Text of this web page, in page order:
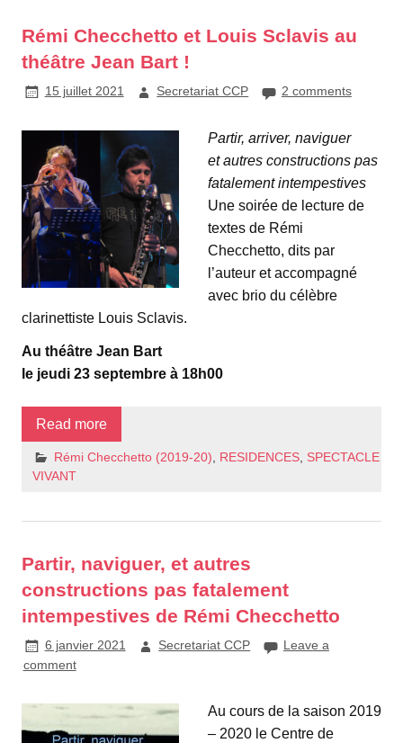
Rémi Checchetto et Louis Sclavis au
théâtre Jean Bart !
15 juillet 2021 Secretariat CCP 2 comments
Partir, arriver, naviguer
et autres constructions pas
fatalement intempestives
Une soirée de lecture de
textes de Rémi
Checchetto, dits par
l’auteur et accompagné
avec brio du célèbre
clarinettiste Louis Sclavis.
Au théâtre Jean Bart
le jeudi 23 septembre à 18h00
Read more
Rémi Checchetto (2019-20) RESIDENCES, SPECTACLE
VIVANT
Partir, naviguer, et autres
constructions pas fatalement
intempestives de Rémi Checchetto
6 janvier 2021 Secretariat CCP
Leave a
comment
Au cours de la saison 2019
– 2020 le Centre de